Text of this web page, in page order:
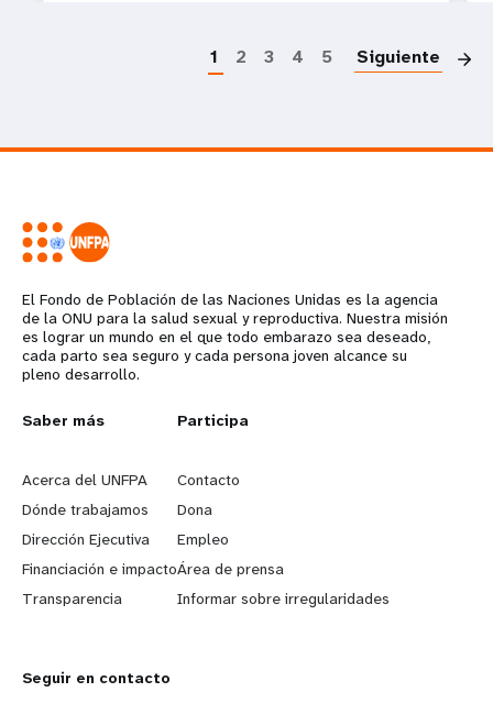
1 2 3 4 5 Siguiente
El Fondo de Población de las Naciones Unidas es la agencia
de la ONU para la salud sexual y reproductiva. Nuestra misión
es lograr un mundo en el que todo embarazo sea deseado,
cada parto sea seguro y cada persona joven alcance su
pleno desarrollo.
L
e
a
r
n
o
Saber más
Acerca del UNFPA
Dónde trabajamos
Dirección Ejecutiva
Financiación e impacto
Transparencia
G
o
b
e
y
Participa
Contacto
Dona
Empleo
Área de prensa
Informar sobre irregularidades
Seguir en contacto